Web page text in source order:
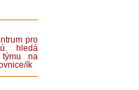
pro
hledá
na
ík